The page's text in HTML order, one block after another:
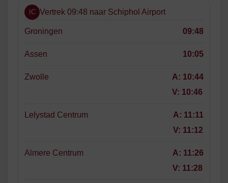
IC Vertrek 09:48 naar Schiphol Airport
Groningen 09:48
Assen 10:05
Zwolle A: 10:44
V: 10:46
Lelystad Centrum A: 11:11
V: 11:12
Almere Centrum A: 11:26
V: 11:28